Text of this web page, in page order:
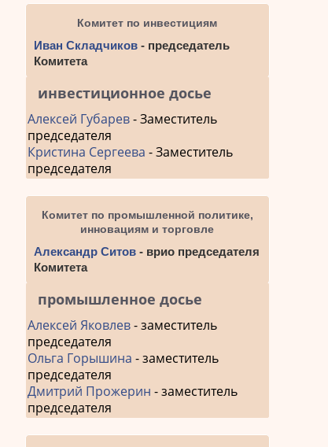
Комитет по инвестициям
Иван Складчиков - председатель
Комитета
инвестиционное досье
Алексей Губарев- Заместитель
председателя
Кристина Сергеева - Заместитель
председателя
Комитет по промышленной политике,
инновациям и торговле
Александр Ситов - врио председателя
Комитета
промышленное досье
Алексей Яковлев- заместитель
председателя
Ольга Горышина - заместитель
председателя
Дмитрий Прожерин - заместитель
председателя